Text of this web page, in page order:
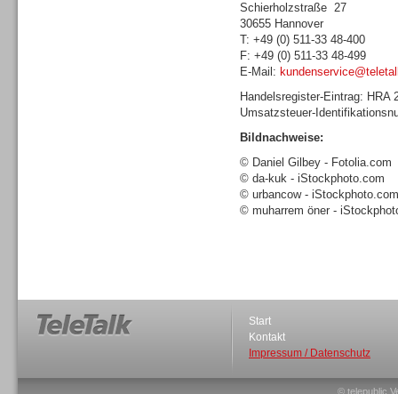
Schierholzstraße 27
30655 Hannover
T: +49 (0) 511-33 48-400
F: +49 (0) 511-33 48-499
E-Mail:
Handelsregister-Eintrag: HRA
Umsatzsteuer-
Bildnachweise:
© Daniel Gilbey - Fotolia.com
© da-kuk - iStockphoto.com
© urbancow - iStockphoto.com
© muharrem öner -
Start
Kontakt
Impressum / Datenschutz
© telepublic